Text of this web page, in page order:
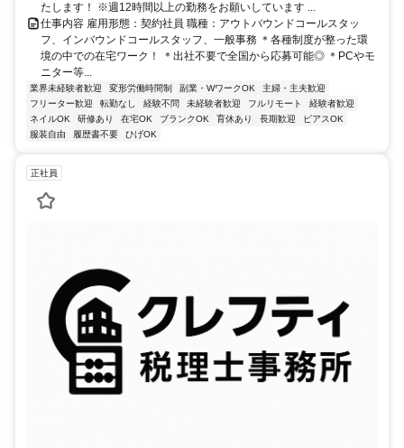
たします！ ※週12時間以上の勤務をお願いしています ...
仕事内容 雇用形態：契約社員 職種：アウトバウンドコールスタッ
フ、インバウンドコールスタッフ、一般事務 ＊各種制度が整った環
境の中での在宅ワーク！ ＊出社不要で全国から応募可能◎ ＊PCやモ
ニター等...
業界未経験者歓迎 変形労働時間制 副業・WワークOK
主婦・主夫歓迎
フリーター歓迎
転勤なし 経験不問 未経験者歓迎 フルリモート
経験者歓迎
ネイルOK
研修あり 在宅OK ブランクOK 育休あり 長期歓迎
ピアスOK
服装自由
履歴書不要 ひげOK
正社員